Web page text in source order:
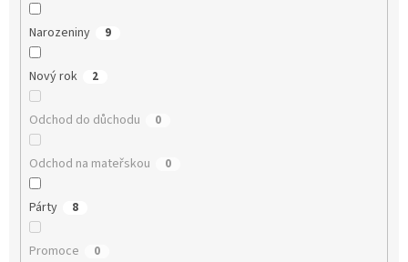
Narozeniny 9
Nový rok 2
Odchod do důchodu 0
Odchod na mateřskou 0
Párty 8
Promoce 0